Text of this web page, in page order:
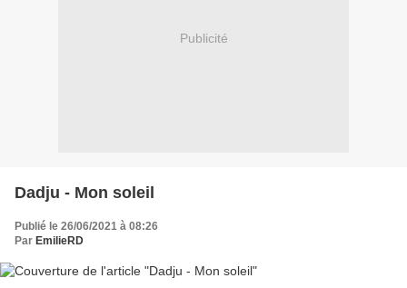
Publicité
Dadju - Mon soleil
Publié le 26/06/2021 à 08:26
Par EmilieRD